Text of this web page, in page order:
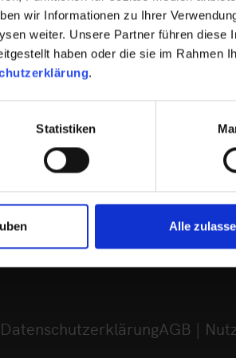
wir Informationen zu Ihrer
weiter. Unsere Partner führen diese
haben oder die sie im Rahmen
.
Statistiken
Alle
Fehlbetrag“ oder
/ nicht durch
DatenschutzerklärungAGB |